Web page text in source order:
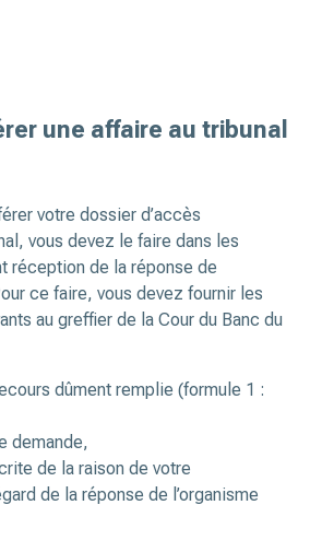
une affaire au tribunal
votre dossier d’accès
vous devez le faire dans les
réception de la réponse de
ce faire, vous devez fournir les
au greffier de la Cour du Banc du
dûment remplie (formule 1 :
demande,
de la raison de votre
de la réponse de l’organisme